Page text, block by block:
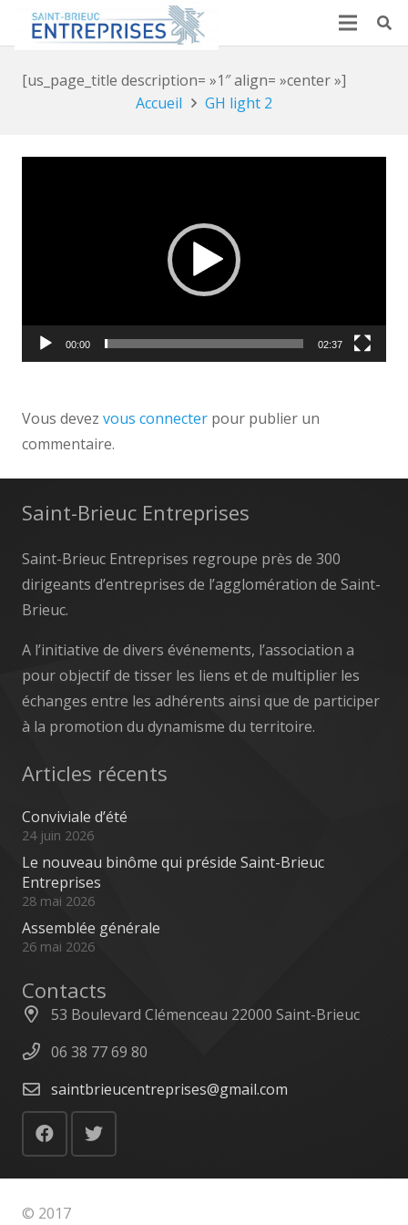
[us_page_title description= »1″ align= »center »]
Accueil
GH light 2
00:00 02:37
Vous devez vous connecter pour publier un
commentaire.
Saint-Brieuc Entreprises
Saint-Brieuc Entreprises regroupe près de 300
dirigeants d’entreprises de l’agglomération de Saint-
Brieuc.
A l’initiative de divers événements, l’association a
pour objectif de tisser les liens et de multiplier les
échanges entre les adhérents ainsi que de participer
à la promotion du dynamisme du territoire.
Articles récents
Conviviale d’été
24 juin 2026
Le nouveau binôme qui préside Saint-Brieuc
Entreprises
28 mai 2026
Assemblée générale
26 mai 2026
Contacts
53 Boulevard Clémenceau 22000 Saint-Brieuc
06 38 77 69 80
saintbrieucentreprises@gmail.com
© 2017